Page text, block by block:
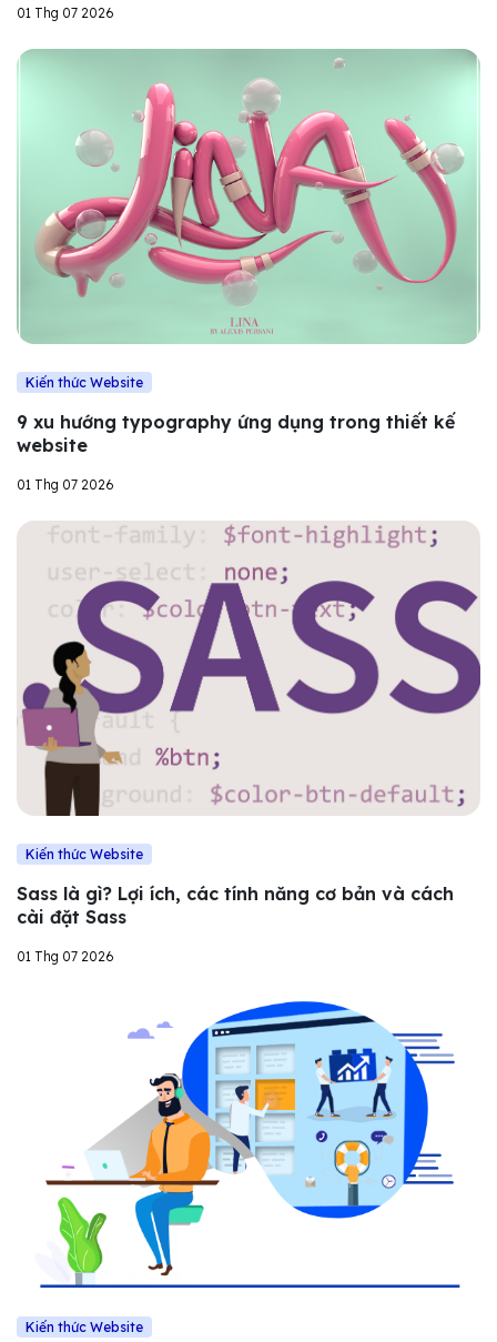
01 Thg 07 2026
Kiến thức Website
9 xu hướng typography ứng dụng trong thiết kế
website
01 Thg 07 2026
Kiến thức Website
Sass là gì? Lợi ích, các tính năng cơ bản và cách
cài đặt Sass
01 Thg 07 2026
Kiến thức Website